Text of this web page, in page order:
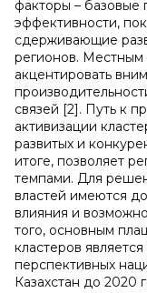
факторы – базовые
эффективности,
сдерживающие
регионов.
акцентировать
связей [2]. Путь к
активизации
развитых и
итоге, позволяет
темпами. Для
властей имеются
влияния и
того, основным
кластеров
перспективных
Казахстан до 2020